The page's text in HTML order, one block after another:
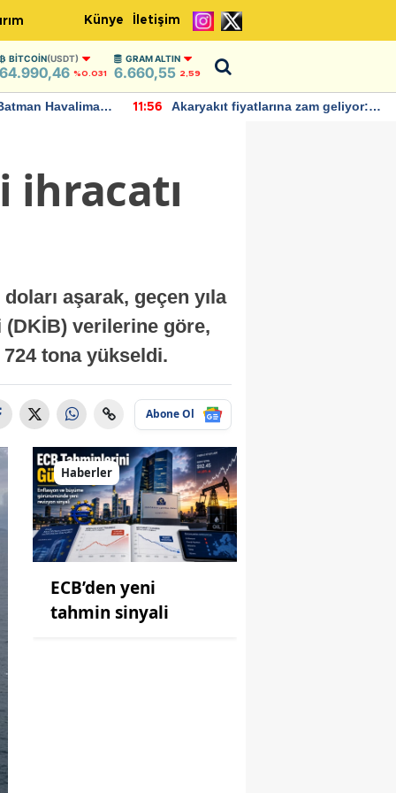
Künye İletişim
BITCOIN(USDT)
64.990,46 %0.031
GRAM ALTIN
6.660,55 2,59
Havalimanı
11:56
Akaryakıt fiyatlarına zam geliyor:
ihracatı
aşarak, geçen yıla
verilerine göre,
724 tona yükseldi.
Abone Ol
Haberler
ECB’den yeni
tahmin sinyali